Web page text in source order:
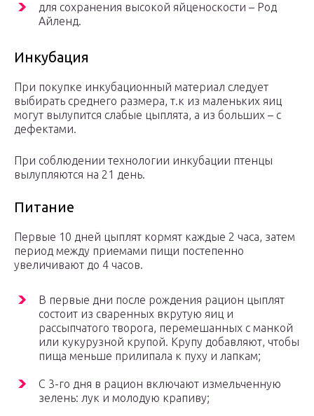
для сохранения высокой яйценоскости – Род
Айленд.
Инкубация
При покупке инкубационный материал следует
выбирать среднего размера, т.к из маленьких яиц
могут вылупится слабые цыплята, а из больших – с
дефектами.
При соблюдении технологии инкубации птенцы
вылупляются на 21 день.
Питание
Первые 10 дней цыплят кормят каждые 2 часа, затем
период между приемами пищи постепенно
увеличивают до 4 часов.
В первые дни после рождения рацион цыплят
состоит из сваренных вкрутую яиц и
рассыпчатого творога, перемешанных с манкой
или кукурузной крупой. Крупу добавляют, чтобы
пища меньше прилипала к пуху и лапкам;
С 3-го дня в рацион включают измельченную
зелень: лук и молодую крапиву;